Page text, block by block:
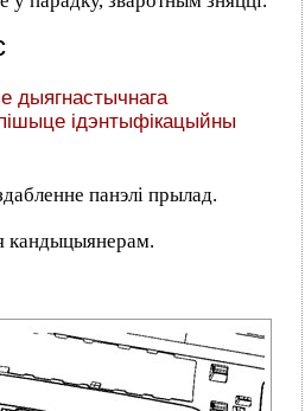
дыягнастычнага
ідэнтыфікацыйны
панэлі прылад.
кандыцыянерам.